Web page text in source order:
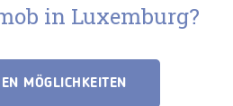
in Luxemburg?
MÖGLICHKEITEN